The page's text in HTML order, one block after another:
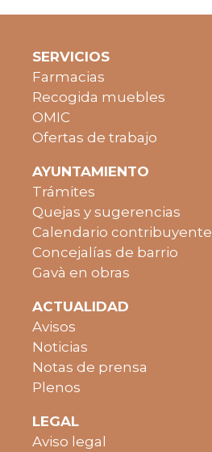
SERVICIOS
Farmacias
Recogida muebles
OMIC
Ofertas de trabajo
AYUNTAMIENTO
Trámites
Quejas y sugerencias
Calendario contribuyente
Concejalías de barrio
Gavà en obras
ACTUALIDAD
Avisos
Noticias
Notas de prensa
Plenos
LEGAL
Aviso legal